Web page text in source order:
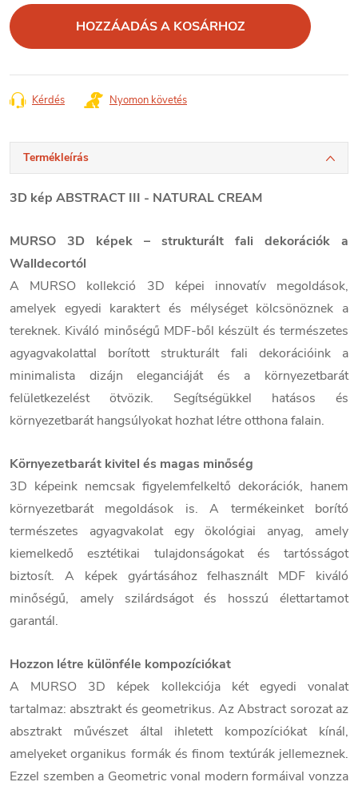
HOZZÁADÁS A KOSÁRHOZ
Kérdés Nyomon követés
Termékleírás
3D kép ABSTRACT III - NATURAL CREAM
MURSO 3D képek – strukturált fali dekorációk a
Walldecortól
A MURSO kollekció 3D képei innovatív megoldások,
amelyek egyedi karaktert és mélységet kölcsönöznek a
tereknek. Kiváló minőségű MDF-ből készült és természetes
agyagvakolattal borított strukturált fali dekorációink a
minimalista dizájn eleganciáját és a környezetbarát
felületkezelést ötvözik. Segítségükkel hatásos és
környezetbarát hangsúlyokat hozhat létre otthona falain.
Környezetbarát kivitel és magas minőség
3D képeink nemcsak figyelemfelkeltő dekorációk, hanem
környezetbarát megoldások is. A termékeinket borító
természetes agyagvakolat egy ökológiai anyag, amely
kiemelkedő esztétikai tulajdonságokat és tartósságot
biztosít. A képek gyártásához felhasznált MDF kiváló
minőségű, amely szilárdságot és hosszú élettartamot
garantál.
Hozzon létre különféle kompozíciókat
A MURSO 3D képek kollekciója két egyedi vonalat
tartalmaz: absztrakt és geometrikus. Az Abstract sorozat az
absztrakt művészet által ihletett kompozíciókat kínál,
amelyeket organikus formák és finom textúrák jellemeznek.
Ezzel szemben a Geometric vonal modern formáival vonzza